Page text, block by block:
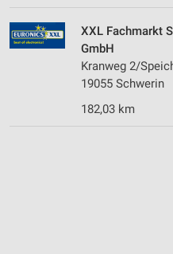
XXL Fachmarkt
GmbH
Kranweg 2/
19055 Schwerin
182,03 km